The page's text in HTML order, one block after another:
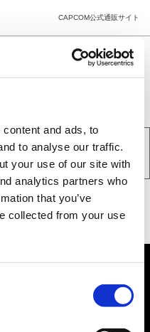
and ads, to
to analyse our traffic.
your use of our site with
analytics partners who
that you’ve
collected from your use
CAPCOM公式通販サイト
ん。
続ける」 をクリックしてく